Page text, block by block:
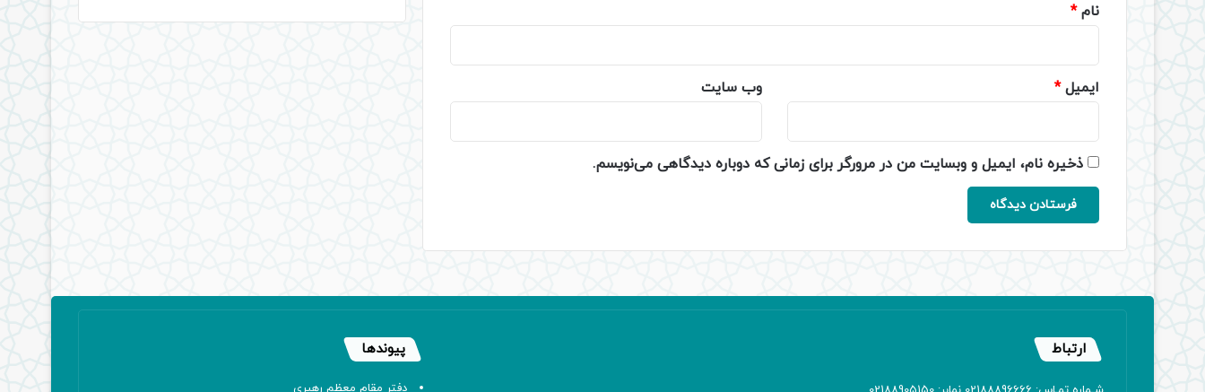
نام*
ایمیل* وب‌ سایت
ذخیره نام، ایمیل و وبسایت من در مرورگر برای زمانی که دوباره دیدگاهی می‌نویسم.
ارتباط پیوندها
دفتر مقام معظم رهبری